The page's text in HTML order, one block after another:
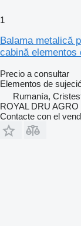
1
Balama metalică
cabină elementos
Precio a consultar
Elementos de
Rumanía,
ROYAL DRU AGRO
Contacte con el